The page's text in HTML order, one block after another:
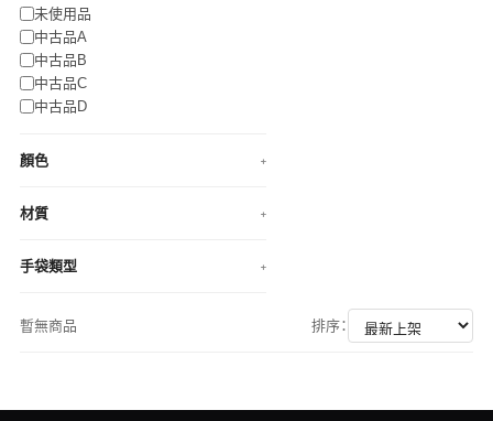
未使用品
中古品A
中古品B
中古品C
中古品D
顏色 +
材質 +
手袋類型 +
暫無商品 排序：